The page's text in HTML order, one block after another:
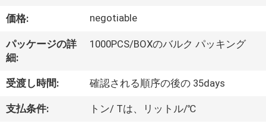
に
つ
い
て
価格: negotiable
パッケージの詳
細:
1000PCS/BOXのバルク パッキング
受渡し時間: 確認される順序の後の 35days
支払条件: トン/ Tは、リットル/℃